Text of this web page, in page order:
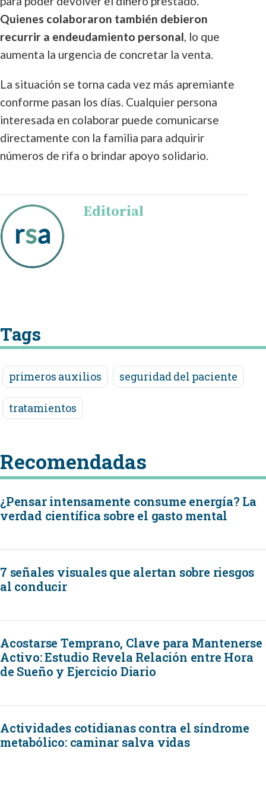
Quienes colaboraron también debieron
recurrir a endeudamiento personal, lo que
aumenta la urgencia de concretar la venta.
La situación se torna cada vez más apremiante
conforme pasan los días. Cualquier persona
interesada en colaborar puede comunicarse
directamente con la familia para adquirir
números de rifa o brindar apoyo solidario.
Editorial
Tags
primeros auxilios seguridad del paciente
tratamientos
Recomendadas
¿Pensar intensamente consume energía? La
verdad científica sobre el gasto mental
7 señales visuales que alertan sobre riesgos
al conducir
Acostarse Temprano, Clave para Mantenerse
Activo: Estudio Revela Relación entre Hora
de Sueño y Ejercicio Diario
Actividades cotidianas contra el síndrome
metabólico: caminar salva vidas